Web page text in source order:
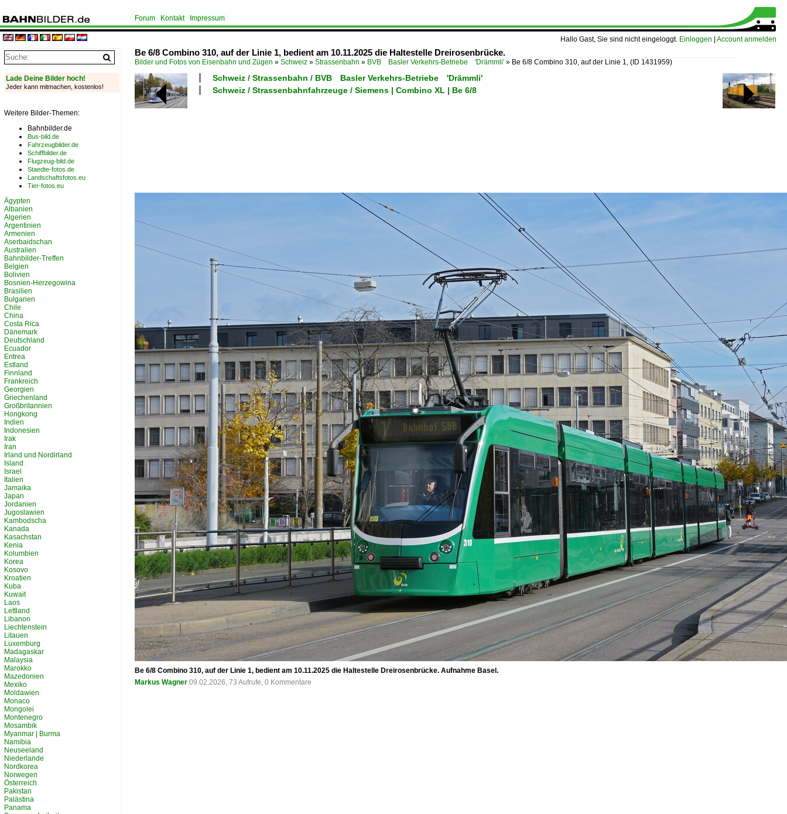
Hallo Gast, Sie sind nicht eingeloggt. Einloggen Account anmelden
Forum Kontakt Impressum
Be 6/8 Combino 310, auf der Linie 1, bedient am 10.11.2025 die Haltestelle Dreirosenbrücke.
Bilder und Fotos von Eisenbahn und Zügen » Schweiz » Strassenbahn » BVB Basler Verkehrs-Betriebe 'Drämmli' » Be 6/8 Combino 310, auf der Linie 1, (ID 1431959)
Schweiz / Strassenbahn / BVB Basler Verkehrs-Betriebe 'Drämmli'
Schweiz / Strassenbahnfahrzeuge / Siemens | Combino XL | Be 6/8
Be 6/8 Combino 310, auf der Linie 1, bedient am 10.11.2025 die Haltestelle Dreirosenbrücke. Aufnahme Basel.
Markus Wagner 09.02.2026, 73 Aufrufe, 0 Kommentare
Lade Deine Bilder hoch!
Jeder kann mitmachen, kostenlos!
Weitere Bilder-Themen:
Bahnbilder.de
Bus-bild.de
Fahrzeugbilder.de
Schiffbilder.de
Flugzeug-bild.de
Staedte-fotos.de
Landschaftsfotos.eu
Tier-fotos.eu
Ägypten
Albanien
Algerien
Argentinien
Armenien
Aserbaidschan
Australien
Bahnbilder-Treffen
Belgien
Bolivien
Bosnien-Herzegowina
Brasilien
Bulgarien
Chile
China
Costa Rica
Dänemark
Deutschland
Ecuador
Eritrea
Estland
Finnland
Frankreich
Georgien
Griechenland
Großbritannien
Hongkong
Indien
Indonesien
Irak
Iran
Irland und Nordirland
Island
Israel
Italien
Jamaika
Japan
Jordanien
Jugoslawien
Kambodscha
Kanada
Kasachstan
Kenia
Kolumbien
Korea
Kosovo
Kroatien
Kuba
Kuwait
Laos
Lettland
Libanon
Liechtenstein
Litauen
Luxemburg
Madagaskar
Malaysia
Marokko
Mazedonien
Mexiko
Moldawien
Monaco
Mongolei
Montenegro
Mosambik
Myanmar | Burma
Namibia
Neuseeland
Niederlande
Nordkorea
Norwegen
Österreich
Pakistan
Palästina
Panama